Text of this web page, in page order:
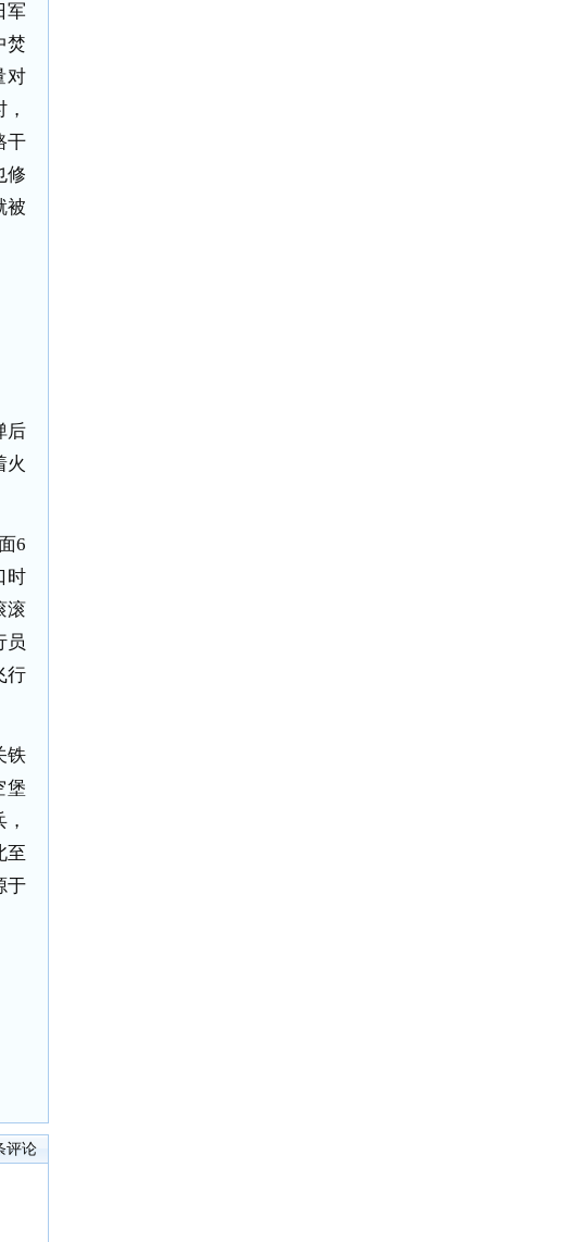
军
焚
对
干
修
被
后
火
6
时
滚
员
行
铁
堡
至
于
评论